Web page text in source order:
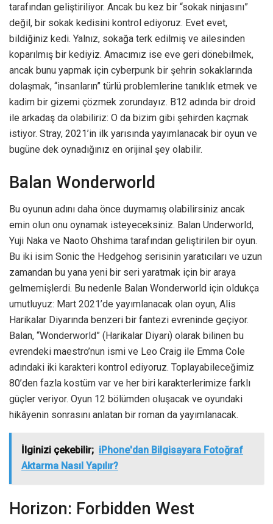
tarafından geliştiriliyor. Ancak bu kez bir “sokak ninjasını”
değil, bir sokak kedisini kontrol ediyoruz. Evet evet,
bildiğiniz kedi. Yalnız, sokağa terk edilmiş ve ailesinden
koparılmış bir kediyiz. Amacımız ise eve geri dönebilmek,
ancak bunu yapmak için cyberpunk bir şehrin sokaklarında
dolaşmak, “insanların” türlü problemlerine tanıklık etmek ve
kadim bir gizemi çözmek zorundayız. B12 adında bir droid
ile arkadaş da olabiliriz: O da bizim gibi şehirden kaçmak
istiyor. Stray, 2021’in ilk yarısında yayımlanacak bir oyun ve
bugüne dek oynadığınız en orijinal şey olabilir.
Balan Wonderworld
Bu oyunun adını daha önce duymamış olabilirsiniz ancak
emin olun onu oynamak isteyeceksiniz. Balan Underworld,
Yuji Naka ve Naoto Ohshima tarafından geliştirilen bir oyun.
Bu iki isim Sonic the Hedgehog serisinin yaratıcıları ve uzun
zamandan bu yana yeni bir seri yaratmak için bir araya
gelmemişlerdi. Bu nedenle Balan Wonderworld için oldukça
umutluyuz: Mart 2021’de yayımlanacak olan oyun, Alis
Harikalar Diyarında benzeri bir fantezi evreninde geçiyor.
Balan, “Wonderworld” (Harikalar Diyarı) olarak bilinen bu
evrendeki maestro’nun ismi ve Leo Craig ile Emma Cole
adındaki iki karakteri kontrol ediyoruz. Toplayabileceğimiz
80’den fazla kostüm var ve her biri karakterlerimize farklı
güçler veriyor. Oyun 12 bölümden oluşacak ve oyundaki
hikâyenin sonrasını anlatan bir roman da yayımlanacak.
İlginizi çekebilir; iPhone'dan Bilgisayara Fotoğraf
Aktarma Nasıl Yapılır?
Horizon: Forbidden West